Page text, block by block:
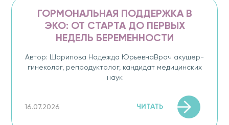
ГОРМОНАЛЬНАЯ ПОДДЕРЖКА В
ЭКО: ОТ СТАРТА ДО ПЕРВЫХ
НЕДЕЛЬ БЕРЕМЕННОСТИ
Автор: Шарипова Надежда ЮрьевнаВрач акушер-
гинеколог, репродуктолог, кандидат медицинских
наук
16.07.2026 ЧИТАТЬ